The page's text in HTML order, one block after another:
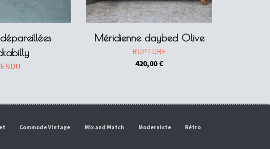
Méridienne daybed Olive
RUPTURE
420,00€
Commode Vintage Mix and Match Moderniste
Rétro